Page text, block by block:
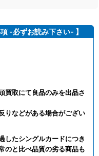
-必ずお読み下さい- 】
買取にて良品のみを出品さ
りなどがある場合がござい
したシングルカードにつき
のと比べ品質の劣る商品も